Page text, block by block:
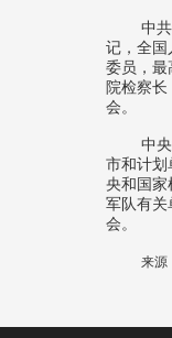
中
记，全国
委员，最
院检察长
会。
中
市和计划
央和国家
军队有关
会。
来源